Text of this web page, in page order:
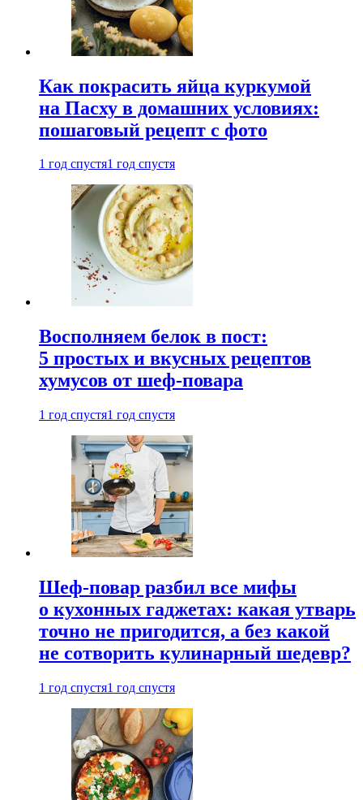
Как покрасить яйца куркумой
на Пасху в домашних условиях:
пошаговый рецепт с фото
1 год спустя1 год спустя
Восполняем белок в пост:
5 простых и вкусных рецептов
хумусов от шеф-повара
1 год спустя1 год спустя
Шеф-повар разбил все мифы
о кухонных гаджетах: какая утварь
точно не пригодится, а без какой
не сотворить кулинарный шедевр?
1 год спустя1 год спустя